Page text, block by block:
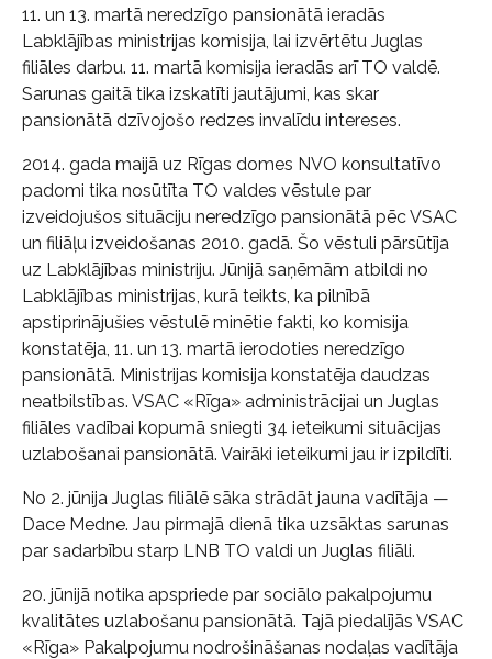
11. un 13. martā neredzīgo pansionātā ieradās
Labklājības ministrijas komisija, lai izvērtētu Juglas
filiāles darbu. 11. martā komisija ieradās arī TO valdē.
Sarunas gaitā tika izskatīti jautājumi, kas skar
pansionātā dzīvojošo redzes invalīdu intereses.
2014. gada maijā uz Rīgas domes NVO konsultatīvo
padomi tika nosūtīta TO valdes vēstule par
izveidojušos situāciju neredzīgo pansionātā pēc VSAC
un filiāļu izveidošanas 2010. gadā. Šo vēstuli pārsūtīja
uz Labklājības ministriju. Jūnijā saņēmām atbildi no
Labklājības ministrijas, kurā teikts, ka pilnībā
apstiprinājušies vēstulē minētie fakti, ko komisija
konstatēja, 11. un 13. martā ierodoties neredzīgo
pansionātā. Ministrijas komisija konstatēja daudzas
neatbilstības. VSAC «Rīga» administrācijai un Juglas
filiāles vadībai kopumā sniegti 34 ieteikumi situācijas
uzlabošanai pansionātā. Vairāki ieteikumi jau ir izpildīti.
No 2. jūnija Juglas filiālē sāka strādāt jauna vadītāja —
Dace Medne. Jau pirmajā dienā tika uzsāktas sarunas
par sadarbību starp LNB TO valdi un Juglas filiāli.
20. jūnijā notika apspriede par sociālo pakalpojumu
kvalitātes uzlabošanu pansionātā. Tajā piedalījās VSAC
«Rīga» Pakalpojumu nodrošināšanas nodaļas vadītāja